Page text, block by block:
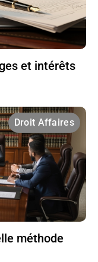
et intérêts
Droit Affaires
méthode